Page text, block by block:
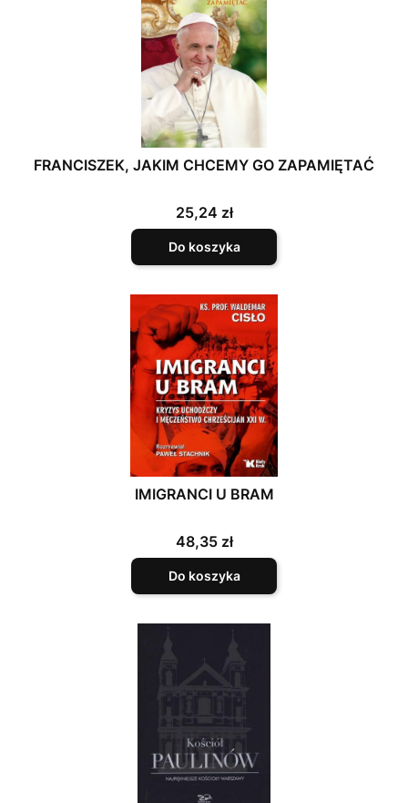
FRANCISZEK, JAKIM CHCEMY GO ZAPAMIĘTAĆ
Cena
25,24 zł
Do koszyka
IMIGRANCI U BRAM
Cena
48,35 zł
Do koszyka